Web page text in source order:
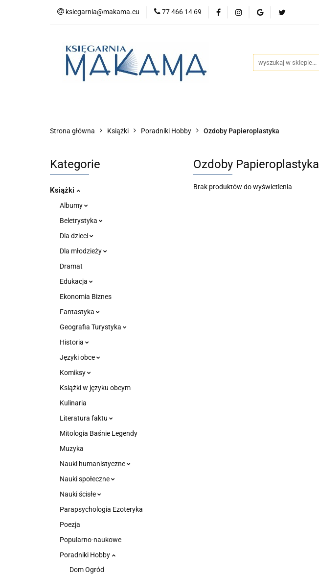
ksiegarnia@makama.eu 77 466 14 69
Kategorie Nowości Bestsellery
Strona główna Książki Poradniki Hobby Ozdoby Papieroplastyka
Kategorie
Książki
Albumy
Beletrystyka
Dla dzieci
Dla młodzieży
Dramat
Edukacja
Ekonomia Biznes
Fantastyka
Geografia Turystyka
Historia
Języki obce
Komiksy
Książki w języku obcym
Kulinaria
Literatura faktu
Mitologia Baśnie Legendy
Muzyka
Nauki humanistyczne
Nauki społeczne
Nauki ścisłe
Parapsychologia Ezoteryka
Poezja
Popularno-naukowe
Poradniki Hobby
Dom Ogród
Ozdoby Papieroplastyka
Brak produktów do wyświetlenia